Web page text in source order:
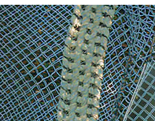
No ato do aluguel, você
"caução garantia" de R$25, que
momento da devolução das
consumo. Lembrando que o
à disponibilidade.